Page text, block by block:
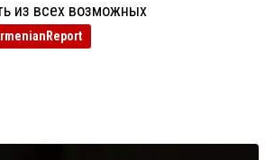
из всех возможных